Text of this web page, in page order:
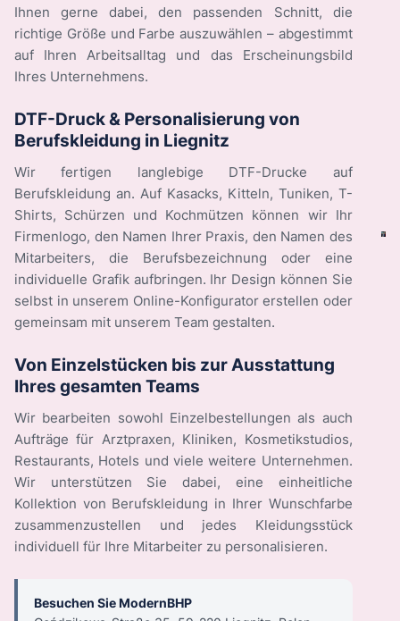
Ihnen gerne dabei, den passenden Schnitt, die
richtige Größe und Farbe auszuwählen – abgestimmt
auf Ihren Arbeitsalltag und das Erscheinungsbild
Ihres Unternehmens.
DTF-Druck & Personalisierung von
Berufskleidung in Liegnitz
Wir fertigen langlebige DTF-Drucke auf
Berufskleidung an. Auf Kasacks, Kitteln, Tuniken, T-
Shirts, Schürzen und Kochmützen können wir Ihr
Firmenlogo, den Namen Ihrer Praxis, den Namen des
Mitarbeiters, die Berufsbezeichnung oder eine
individuelle Grafik aufbringen. Ihr Design können Sie
selbst in unserem Online-Konfigurator erstellen oder
gemeinsam mit unserem Team gestalten.
Von Einzelstücken bis zur Ausstattung
Ihres gesamten Teams
Wir bearbeiten sowohl Einzelbestellungen als auch
Aufträge für Arztpraxen, Kliniken, Kosmetikstudios,
Restaurants, Hotels und viele weitere Unternehmen.
Wir unterstützen Sie dabei, eine einheitliche
Kollektion von Berufskleidung in Ihrer Wunschfarbe
zusammenzustellen und jedes Kleidungsstück
individuell für Ihre Mitarbeiter zu personalisieren.
Besuchen Sie ModernBHP